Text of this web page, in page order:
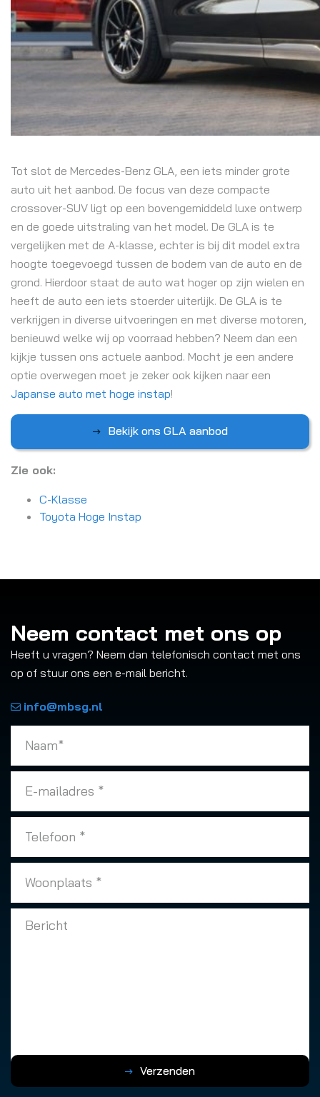
Tot slot de Mercedes-Benz GLA, een iets minder grote
auto uit het aanbod. De focus van deze compacte
crossover-SUV ligt op een bovengemiddeld luxe ontwerp
en de goede uitstraling van het model. De GLA is te
vergelijken met de A-klasse, echter is bij dit model extra
hoogte toegevoegd tussen de bodem van de auto en de
grond. Hierdoor staat de auto wat hoger op zijn wielen en
heeft de auto een iets stoerder uiterlijk. De GLA is te
verkrijgen in diverse uitvoeringen en met diverse motoren,
benieuwd welke wij op voorraad hebben? Neem dan een
kijkje tussen ons actuele aanbod. Mocht je een andere
optie overwegen moet je zeker ook kijken naar een
Japanse auto met hoge instap!
Bekijk ons GLA aanbod
Zie ook:
C-Klasse
Toyota Hoge Instap
Neem contact met ons op
Heeft u vragen? Neem dan telefonisch contact met ons
op of stuur ons een e-mail bericht.
info@mbsg.nl
Verzenden